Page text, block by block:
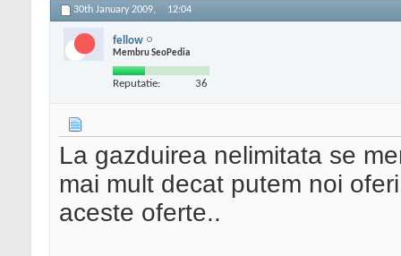
30th January 2009, 12:04
fellow
Membru SeoPedia
Reputatie: 36
La gazduirea nelimitata se
mai mult decat putem noi
aceste oferte..